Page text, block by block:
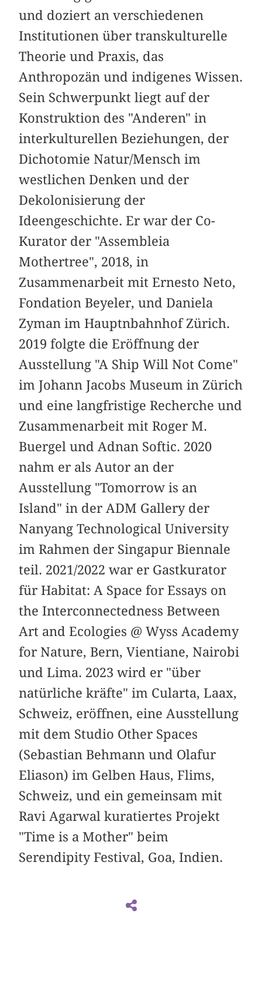
und doziert an verschiedenen
Institutionen über transkulturelle
Theorie und Praxis, das
Anthropozän und indigenes Wissen.
Sein Schwerpunkt liegt auf der
Konstruktion des "Anderen" in
interkulturellen Beziehungen, der
Dichotomie Natur/Mensch im
westlichen Denken und der
Dekolonisierung der
Ideengeschichte. Er war der Co-
Kurator der "Assembleia
Mothertree", 2018, in
Zusammenarbeit mit Ernesto Neto,
Fondation Beyeler, und Daniela
Zyman im Hauptnbahnhof Zürich.
2019 folgte die Eröffnung der
Ausstellung "A Ship Will Not Come"
im Johann Jacobs Museum in Zürich
und eine langfristige Recherche und
Zusammenarbeit mit Roger M.
Buergel und Adnan Softic. 2020
nahm er als Autor an der
Ausstellung "Tomorrow is an
Island" in der ADM Gallery der
Nanyang Technological University
im Rahmen der Singapur Biennale
teil. 2021/2022 war er Gastkurator
für Habitat: A Space for Essays on
the Interconnectedness Between
Art and Ecologies @ Wyss Academy
for Nature, Bern, Vientiane, Nairobi
und Lima. 2023 wird er "über
natürliche kräfte" im Cularta, Laax,
Schweiz, eröffnen, eine Ausstellung
mit dem Studio Other Spaces
(Sebastian Behmann und Olafur
Eliason) im Gelben Haus, Flims,
Schweiz, und ein gemeinsam mit
Ravi Agarwal kuratiertes Projekt
"Time is a Mother" beim
Serendipity Festival, Goa, Indien.